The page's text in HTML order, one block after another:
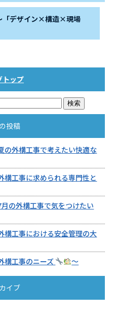
「デザイン×構造×現場
トップ
投稿
の外構工事で考えたい快適な
構工事に求められる専門性と
の外構工事で気をつけたい
構工事における安全管理の大
構工事のニーズ
～
イブ